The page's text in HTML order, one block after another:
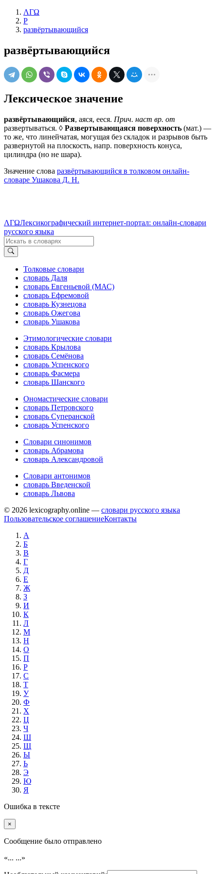
ΛΓΩ
Р
развёртывающийся
развёртывающийся
Лексическое значение
развёртывающийся, аяся, ееся. Прич. наст вр. от
развертываться. ◊ Развертывающаяся поверхность (мат.) —
то же, что линейчатая, могущая без складок и разрывов быть
развернутой на плоскость, напр. поверхность конуса,
цилиндра (но не шара).
Значение слова развёртывающийся в толковом онлайн-
словаре Ушакова Д. Н.
ΛΓΩЛексикографический интернет-портал: онлайн-словари
русского языка
Толковые словари
словарь Даля
словарь Евгеньевой (МАС)
словарь Ефремовой
словарь Кузнецова
словарь Ожегова
словарь Ушакова
Этимологические словари
словарь Крылова
словарь Семёнова
словарь Успенского
словарь Фасмера
словарь Шанского
Ономастические словари
словарь Петровского
словарь Суперанской
словарь Успенского
Словари синонимов
словарь Абрамова
словарь Александровой
Словари антонимов
словарь Введенской
словарь Львова
© 2026 lexicography.online — словари русского языка
Пользовательское соглашениеКонтакты
А
Б
В
Г
Д
Е
Ж
З
И
К
Л
М
Н
О
П
Р
С
Т
У
Ф
Х
Ц
Ч
Ш
Щ
Ы
Ь
Э
Ю
Я
Ошибка в тексте
×
Cообщение было отправлено
«... ...»